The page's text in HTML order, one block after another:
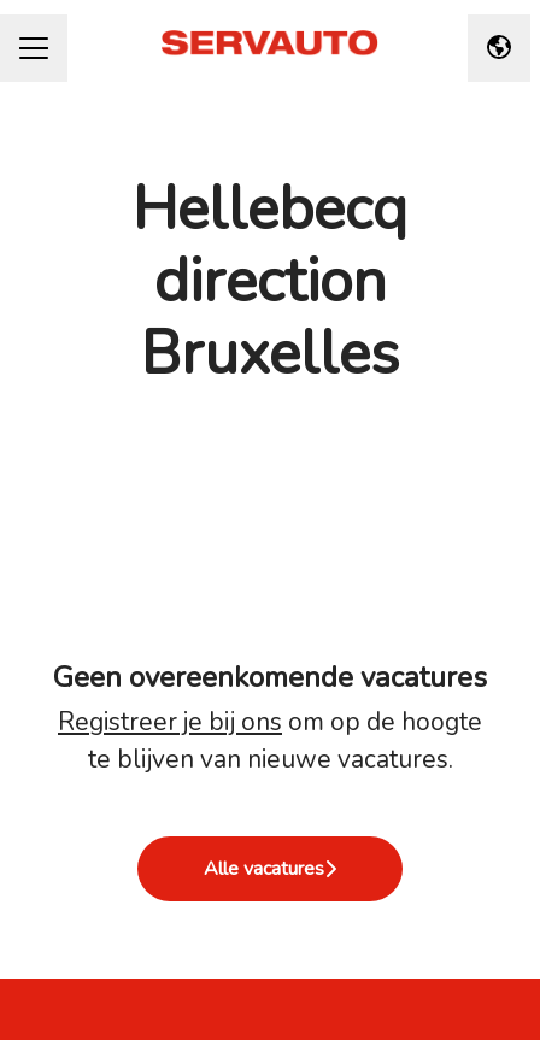
CARRIÈREMENU Taal
Hellebecq
direction
Bruxelles
Geen overeenkomende vacatures
Registreer je bij ons om op de hoogte
te blijven van nieuwe vacatures.
Alle vacatures